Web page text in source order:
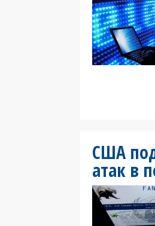
США
атак в